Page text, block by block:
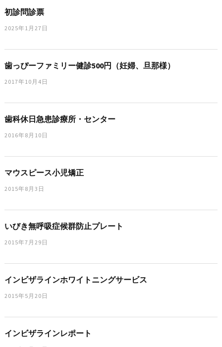
初診問診票
2025年1月27日
歯っぴーファミリー健診500円（妊婦、旦那様）
2017年10月4日
歯科休日急患診療所・センター
2016年8月10日
マウスピース小児矯正
2015年8月3日
いびき無呼吸症候群防止プレート
2015年7月29日
インビザラインホワイトニングサービス
2015年5月20日
インビザラインレポート